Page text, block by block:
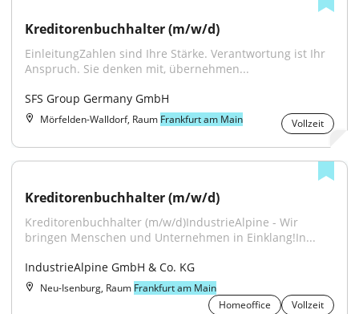
Kreditorenbuchhalter (m/w/d)
EinleitungZahlen sind Ihre Stärke. Verantwortung ist Ihr
Anspruch. Sie denken mit, übernehmen...
SFS Group Germany GmbH
Mörfelden-Walldorf, Raum Frankfurt am Main Vollzeit
Kreditorenbuchhalter (m/w/d)
Kreditorenbuchhalter (m/w/d)IndustrieAlpine - Wir
bringen Menschen und Unternehmen in Einklang!In...
IndustrieAlpine GmbH & Co. KG
Neu-Isenburg, Raum Frankfurt am Main
Homeoffice
Vollzeit